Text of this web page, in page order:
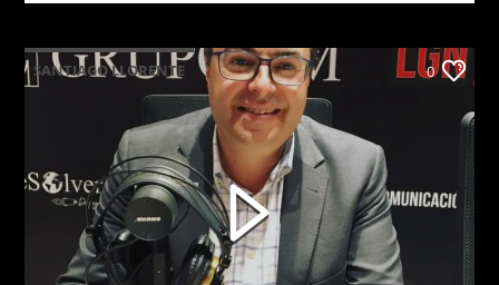
SANTIAGO LLORENTE 0